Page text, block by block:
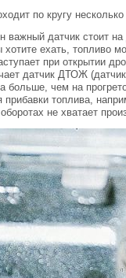
по кругу
важный датчик стоит
хотите ехать, топливо
при открытии
датчик ДТОЖ
больше, чем на
прибавки топлива,
не хватает